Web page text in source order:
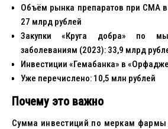
Объём рынка препаратов при СМА
27 млрд рублей
Закупки «Круга добра» по
заболеваниям (2023): 33,9 млрд
Инвестиции «Гемабанка» в
Уже перечислено: 10,5 млн рублей
Почему это важно
Сумма инвестиций по меркам